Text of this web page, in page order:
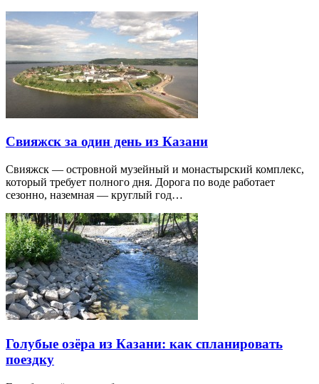
Свияжск за один день из Казани
Свияжск — островной музейный и монастырский комплекс,
который требует полного дня. Дорога по воде работает
сезонно, наземная — круглый год…
Голубые озёра из Казани: как спланировать
поездку